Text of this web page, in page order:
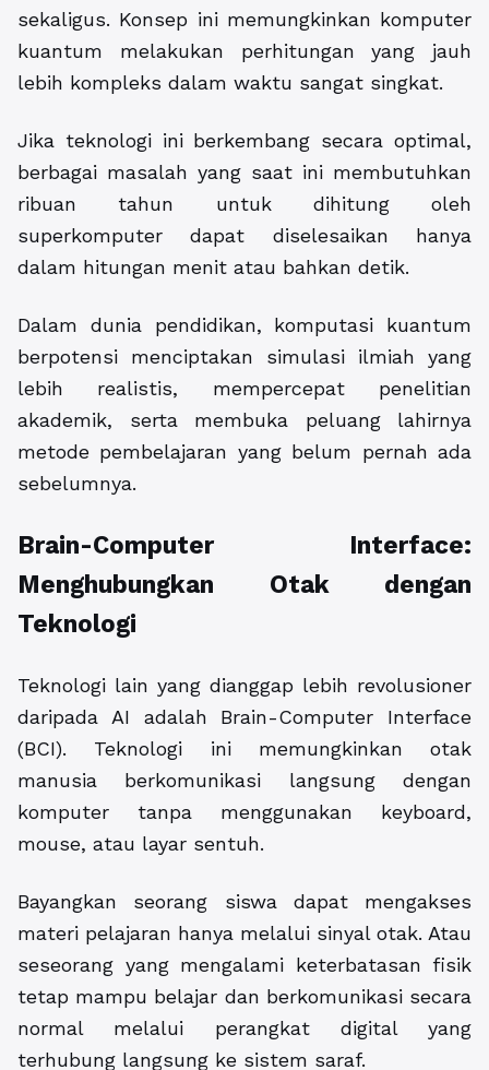
sekaligus. Konsep ini memungkinkan komputer
kuantum melakukan perhitungan yang jauh
lebih kompleks dalam waktu sangat singkat.
Jika teknologi ini berkembang secara optimal,
berbagai masalah yang saat ini membutuhkan
ribuan tahun untuk dihitung oleh
superkomputer dapat diselesaikan hanya
dalam hitungan menit atau bahkan detik.
Dalam dunia pendidikan, komputasi kuantum
berpotensi menciptakan simulasi ilmiah yang
lebih realistis, mempercepat penelitian
akademik, serta membuka peluang lahirnya
metode pembelajaran yang belum pernah ada
sebelumnya.
Brain-Computer Interface:
Menghubungkan Otak dengan
Teknologi
Teknologi lain yang dianggap lebih revolusioner
daripada AI adalah Brain-Computer Interface
(BCI). Teknologi ini memungkinkan otak
manusia berkomunikasi langsung dengan
komputer tanpa menggunakan keyboard,
mouse, atau layar sentuh.
Bayangkan seorang siswa dapat mengakses
materi pelajaran hanya melalui sinyal otak. Atau
seseorang yang mengalami keterbatasan fisik
tetap mampu belajar dan berkomunikasi secara
normal melalui perangkat digital yang
terhubung langsung ke sistem saraf.